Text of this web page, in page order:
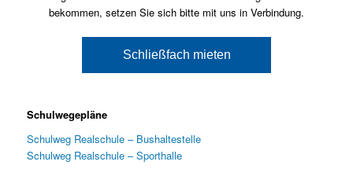
bekommen, setzen Sie sich bitte mit uns in Verbindung.
Schließfach mieten
Schulwegepläne
Schulweg Realschule – Bushaltestelle
Schulweg Realschule – Sporthalle